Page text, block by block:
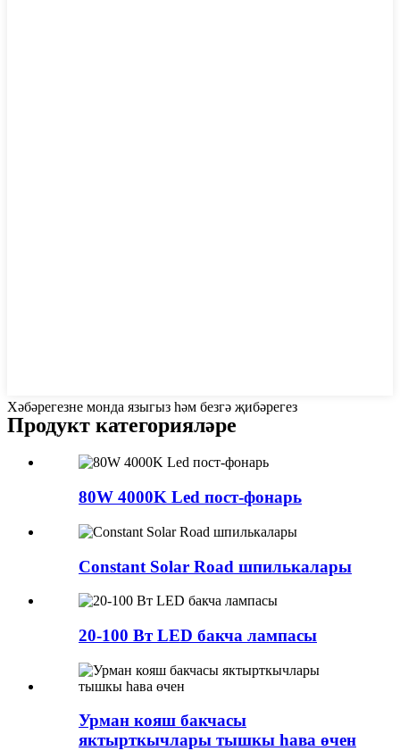
Хәбәрегезне монда языгыз һәм безгә җибәрегез
Продукт категорияләре
80W 4000K Led пост-фонарь
Constant Solar Road шпилькалары
20-100 Вт LED бакча лампасы
Урман кояш бакчасы
яктырткычлары тышкы һава өчен